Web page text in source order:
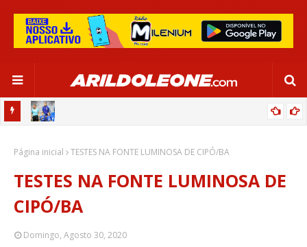
SALVADOR
Página inicial TESTES NA FONTE LUMINOSA DE CIPÓ/BA
TESTES NA FONTE LUMINOSA DE
CIPÓ/BA
Domingo, Agosto 30, 2020